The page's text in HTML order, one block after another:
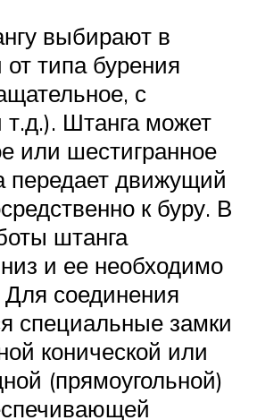
выбирают в
типа бурения
с
Штанга может
или шестигранное
передает движущий
к буру. В
штанга
и ее необходимо
соединения
специальные замки
конической или
(прямоугольной)